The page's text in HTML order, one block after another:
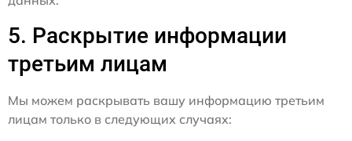
5. Раскрытие информации
третьим лицам
Мы можем раскрывать вашу информацию третьим
лицам только в следующих случаях: